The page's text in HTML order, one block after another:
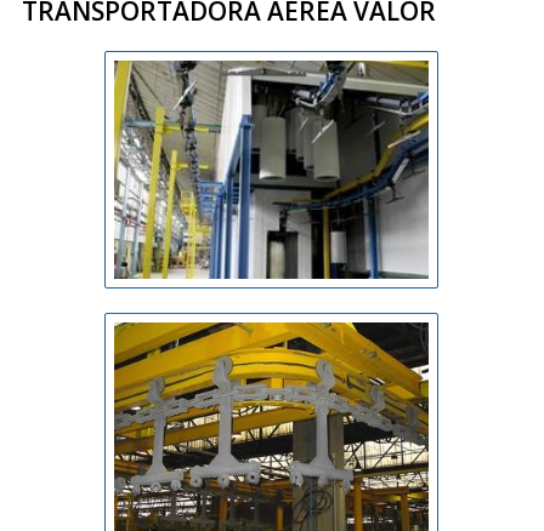
TRANSPORTADORA AÉREA VALOR